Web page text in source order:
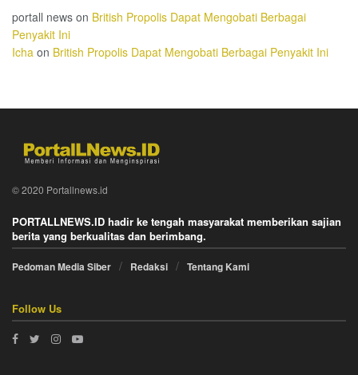
portall news on British Propolis Dapat Mengobati Berbagai
Penyakit Ini
Icha on British Propolis Dapat Mengobati Berbagai Penyakit Ini
© 2020 Portallnews.id
PORTALLNEWS.ID hadir ke tengah masyarakat memberikan sajian
berita yang berkualitas dan berimbang.
Pedoman Media Siber Redaksi Tentang Kami
Follow Us